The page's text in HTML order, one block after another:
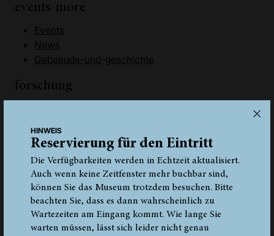
events-more
Events
News
Gebaeude-und-geschichte
forschung
Wissenschaftliche-fachbeiraete
Forschungsprojekte
Milestones
Publikationen
Database
oetzi
HINWEIS
Reservierung für den Eintritt
Die Verfügbarkeiten werden in Echtzeit aktualisiert.
Auch wenn keine Zeitfenster mehr buchbar sind,
können Sie das Museum trotzdem besuchen. Bitte
beachten Sie, dass es dann wahrscheinlich zu
Wartezeiten am Eingang kommt. Wie lange Sie
warten müssen, lässt sich leider nicht genau